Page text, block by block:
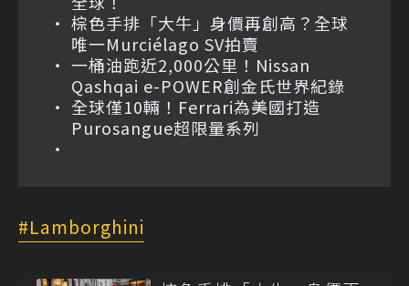
棕色手排「大牛」身價再創高？全球
唯一Murciélago SV拍賣
一桶油跑近2,000公里！Nissan
Qashqai e-POWER創金氏世界紀錄
全球僅10輛！Ferrari為美國打造
Purosangue超限量系列
Lamborghini